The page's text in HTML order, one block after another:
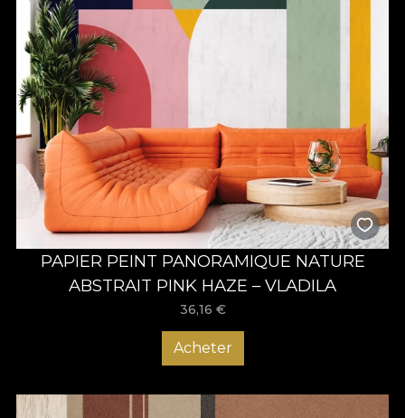
PAPIER PEINT PANORAMIQUE NATURE
ABSTRAIT PINK HAZE – VLADILA
36,16 €
Acheter